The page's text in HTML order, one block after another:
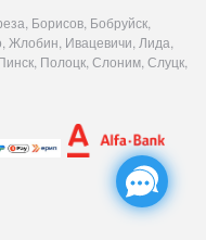
Борисов, Бобруйск,
Жлобин, Ивацевичи, Лида,
Полоцк, Слоним, Слуцк,